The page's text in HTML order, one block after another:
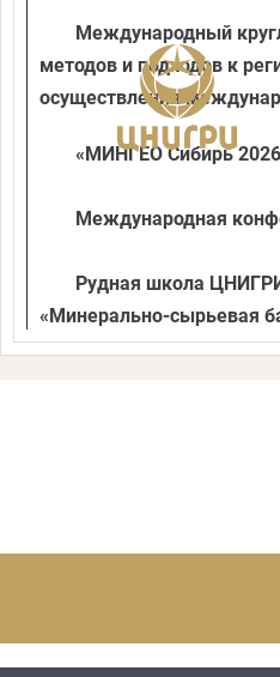
Международный
методов и подходов к
осуществления
«МИНГЕО Сибирь
Международная
Рудная школа
«Минерально-сырьевая
прогноза к добыче»